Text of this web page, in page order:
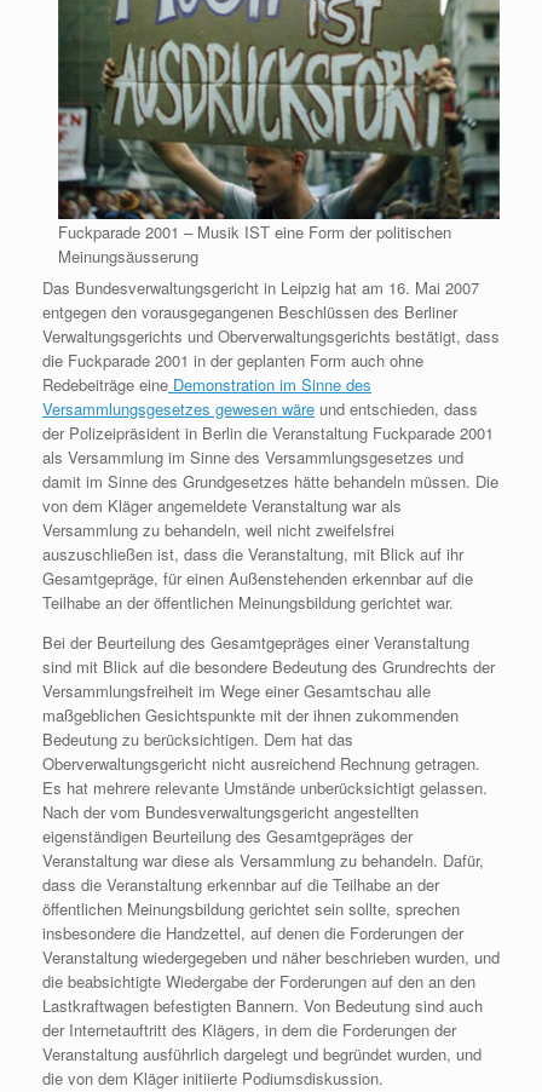
Fuckparade 2001 – Musik IST eine Form der politischen
Meinungsäusserung
Das Bundesverwaltungsgericht in Leipzig hat am 16. Mai 2007
entgegen den vorausgegangenen Beschlüssen des Berliner
Verwaltungsgerichts und Oberverwaltungsgerichts bestätigt, dass
die Fuckparade 2001 in der geplanten Form auch ohne
Redebeiträge eine Demonstration im Sinne des
Versammlungsgesetzes gewesen wäre und entschieden, dass
der Polizeipräsident in Berlin die Veranstaltung Fuckparade 2001
als Versammlung im Sinne des Versammlungsgesetzes und
damit im Sinne des Grundgesetzes hätte behandeln müssen. Die
von dem Kläger angemeldete Veranstaltung war als
Versammlung zu behandeln, weil nicht zweifelsfrei
auszuschließen ist, dass die Veranstaltung, mit Blick auf ihr
Gesamtgepräge, für einen Außenstehenden erkennbar auf die
Teilhabe an der öffentlichen Meinungsbildung gerichtet war.
Bei der Beurteilung des Gesamtgepräges einer Veranstaltung
sind mit Blick auf die besondere Bedeutung des Grundrechts der
Versammlungsfreiheit im Wege einer Gesamtschau alle
maßgeblichen Gesichtspunkte mit der ihnen zukommenden
Bedeutung zu berücksichtigen. Dem hat das
Oberverwaltungsgericht nicht ausreichend Rechnung getragen.
Es hat mehrere relevante Umstände unberücksichtigt gelassen.
Nach der vom Bundesverwaltungsgericht angestellten
eigenständigen Beurteilung des Gesamtgepräges der
Veranstaltung war diese als Versammlung zu behandeln. Dafür,
dass die Veranstaltung erkennbar auf die Teilhabe an der
öffentlichen Meinungsbildung gerichtet sein sollte, sprechen
insbesondere die Handzettel, auf denen die Forderungen der
Veranstaltung wiedergegeben und näher beschrieben wurden, und
die beabsichtigte Wiedergabe der Forderungen auf den an den
Lastkraftwagen befestigten Bannern. Von Bedeutung sind auch
der Internetauftritt des Klägers, in dem die Forderungen der
Veranstaltung ausführlich dargelegt und begründet wurden, und
die von dem Kläger initiierte Podiumsdiskussion.